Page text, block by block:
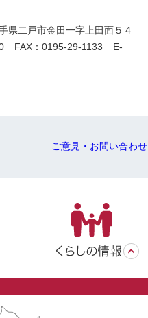
県二戸市金田一字上田面５４
FAX：0195-29-1133
E-
ご意見・お問い合わせ